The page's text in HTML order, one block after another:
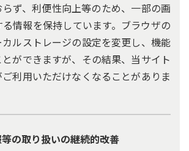
ず、利便性向上等のため、一部の画
情報を保持しています。ブラウザの
ルストレージの設定を変更し、機能
ができますが、その結果、当サイト
利用いただけなくなることがありま
等の取り扱いの継続的改善